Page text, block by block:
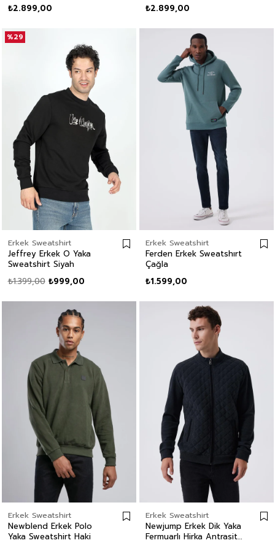
₺2.899,00 ₺2.899,00
Erkek Sweatshirt
Jeffrey Erkek O Yaka
Sweatshirt Siyah
₺999,00
₺1.399,00
%29
Erkek Sweatshirt
Ferden Erkek Sweatshırt
Çağla
₺1.599,00
Erkek Sweatshirt
Newblend Erkek Polo
Yaka Sweatshirt Haki
Erkek Sweatshirt
Newjump Erkek Dik Yaka
Fermuarlı Hirka Antrasit